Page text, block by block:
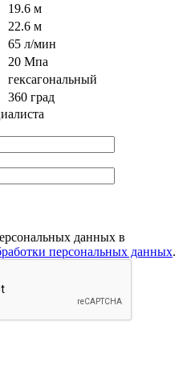
19.6 м
22.6 м
65 л/мин
20 Мпа
гексагональный
360 град
данных в
персональных данных.